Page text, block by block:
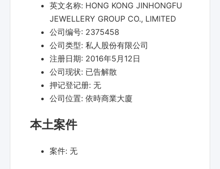
英文名称: HONG KONG JINHONGFU
JEWELLERY GROUP CO., LIMITED
公司编号: 2375458
公司类型: 私人股份有限公司
注册日期: 2016年5月12日
公司现状: 已告解散
押记登记册: 无
公司位置: 依時商業大廈
本土案件
案件: 无